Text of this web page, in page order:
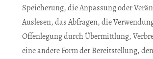
Speicherung, die Anpassung oder
Auslesen, das Abfragen, die
Offenlegung durch Übermittlung,
eine andere Form der Bereitstellung,